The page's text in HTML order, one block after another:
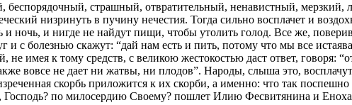
беспорядочный, страшный, отвратительный, ненавистный,
низринуть в пучину нечестия. Тогда сильно восплачет и
и ночь, и нигде не найдут пищи, чтобы утолить голод. Все же,
и с болезнью скажут: “дай нам есть и пить, потому что мы все
не имея к тому средств, с великою жестокостью даст ответ, говоря:
вовсе не дает ни жатвы, ни плодов”. Народы, слыша это,
скорбь приложится к их скорби, а именно: что так
по милосердию Своему? пошлет Илию Фесвитянина и